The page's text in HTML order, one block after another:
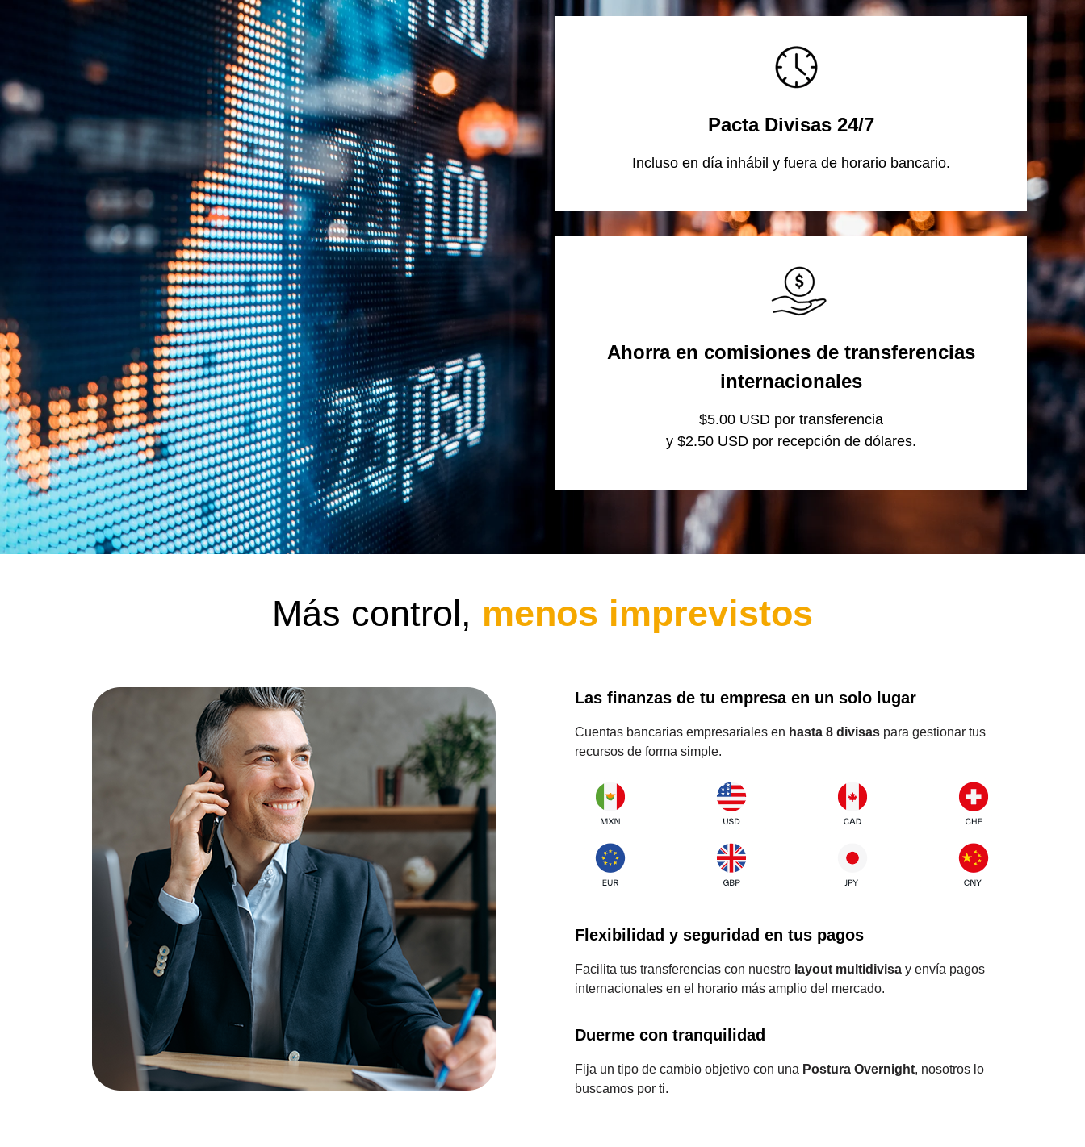
Pacta Divisas 24/7
Incluso en día inhábil y fuera de horario bancario.
Ahorra en comisiones de transferencias
internacionales
$5.00 USD por transferencia
y $2.50 USD por recepción de dólares.
Más control, menos imprevistos
Las finanzas de tu empresa en un solo lugar
Cuentas bancarias empresariales en hasta 8 divisas para gestionar tus
recursos de forma simple.
Flexibilidad y seguridad en tus pagos
Facilita tus transferencias con nuestro layout multidivisa y envía pagos
internacionales en el horario más amplio del mercado.
Duerme con tranquilidad
Fija un tipo de cambio objetivo con una Postura Overnight, nosotros lo
buscamos por ti.